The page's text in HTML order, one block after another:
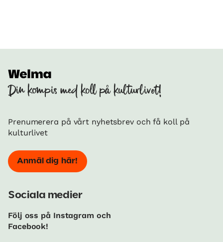
Din kompis med koll på kulturlivet!
Prenumerera på vårt nyhetsbrev och få koll på
kulturlivet
Anmäl dig här!
Sociala medier
Följ oss på Instagram och
Facebook!